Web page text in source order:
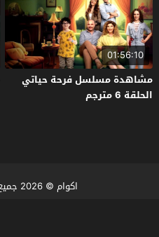
01:56:10
مشاهدة مسلسل فرحة حياتي
الحلقة 6 مترجم
اكوام © 2026 جميع الحقوق محفوظة.